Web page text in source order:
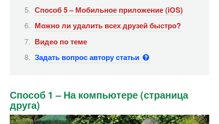
Способ 5 – Мобильное приложение (iOS)
Можно ли удалить всех друзей быстро?
Видео по теме
Задать вопрос автору статьи
Способ 1 – На компьютере (страница
друга)